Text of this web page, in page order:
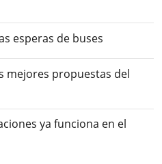
esperas de buses
mejores propuestas del
ya funciona en el